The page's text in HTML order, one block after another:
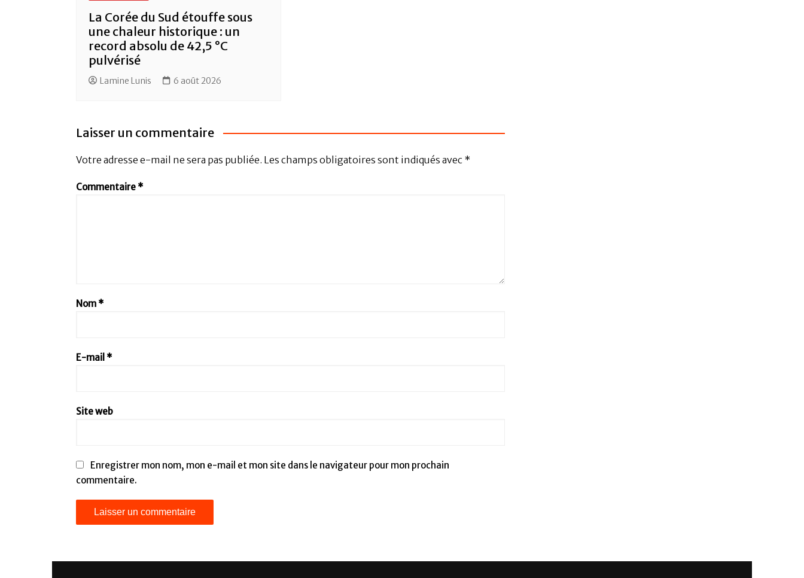
La Corée du Sud étouffe sous
une chaleur historique : un
record absolu de 42,5 °C
pulvérisé
Lamine Lunis 6 août 2026
Laisser un commentaire
Votre adresse e-mail ne sera pas publiée. Les champs obligatoires sont indiqués avec *
Commentaire *
Nom *
E-mail *
Site web
Enregistrer mon nom, mon e-mail et mon site dans le navigateur pour mon prochain
commentaire.